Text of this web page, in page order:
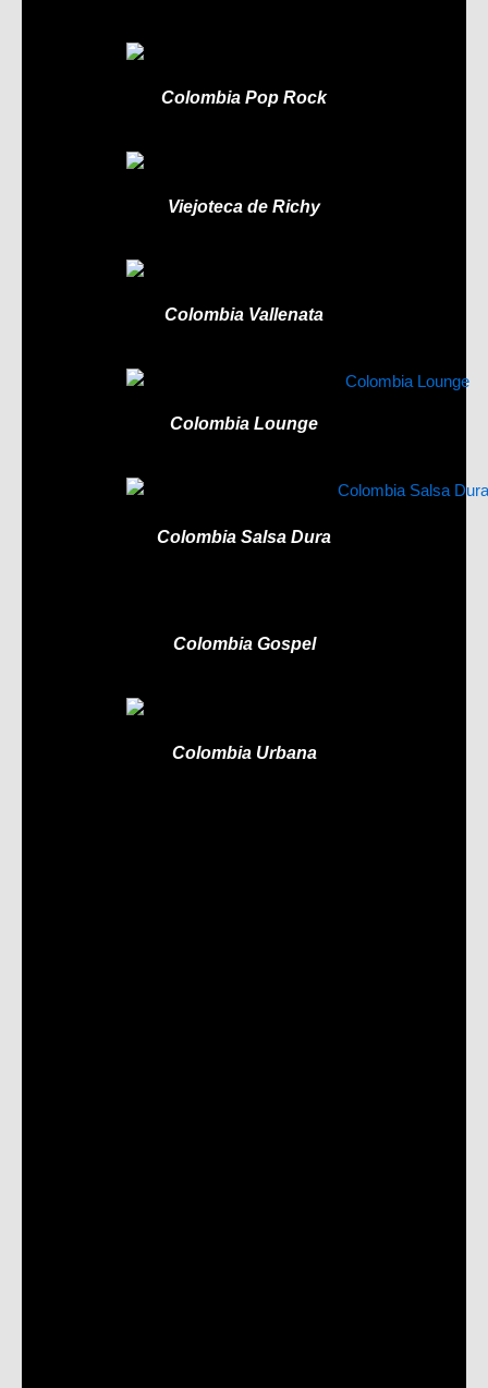
Colombia Pop Rock
Viejoteca de Richy
Colombia Vallenata
Colombia Lounge
Colombia Salsa Dura
Colombia Gospel
Colombia Urbana